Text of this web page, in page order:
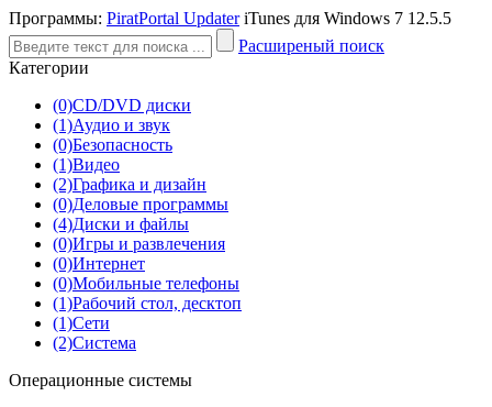
Программы: PiratPortal Updater iTunes для Windows 7 12.5.5
Расширеный поиск
Категории
(0)CD/DVD диски
(1)Аудио и звук
(0)Безопасность
(1)Видео
(2)Графика и дизайн
(0)Деловые программы
(4)Диски и файлы
(0)Игры и развлечения
(0)Интернет
(0)Мобильные телефоны
(1)Рабочий стол, десктоп
(1)Сети
(2)Система
Операционные системы